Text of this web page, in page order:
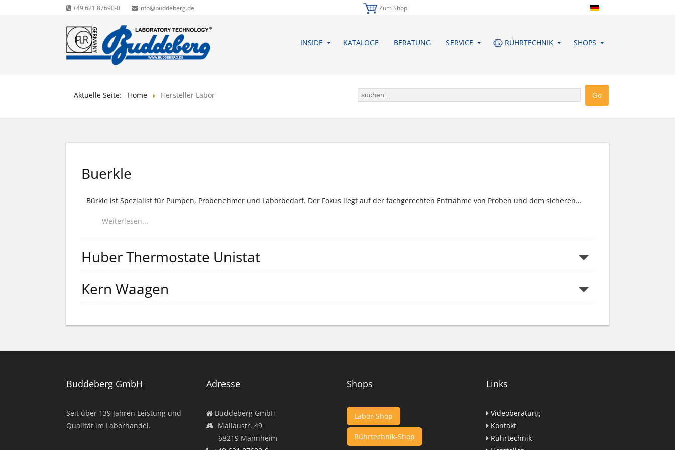
+49 621 87690-0 info@buddeberg.de Zum Shop
INSIDE KATALOGE BERATUNG SERVICE RÜHRTECHNIK SHOPS
Aktuelle Seite: Home Hersteller Labor
Buerkle
Bürkle ist Spezialist für Pumpen, Probenehmer und Laborbedarf. Der Fokus liegt auf der fachgerechten Entnahme von Proben und dem sicheren…
Weiterlesen...
Huber Thermostate Unistat
Weiterlesen...
Kern Waagen
Weiterlesen...
Buddeberg GmbH
Seit über 139 Jahren Leistung und
Qualität im Laborhandel.
Adresse
Buddeberg GmbH
Mallaustr. 49
68219 Mannheim
Shops
Labor-Shop
Rührtechnik-Shop
Links
Videoberatung
Kontakt
Rührtechnik